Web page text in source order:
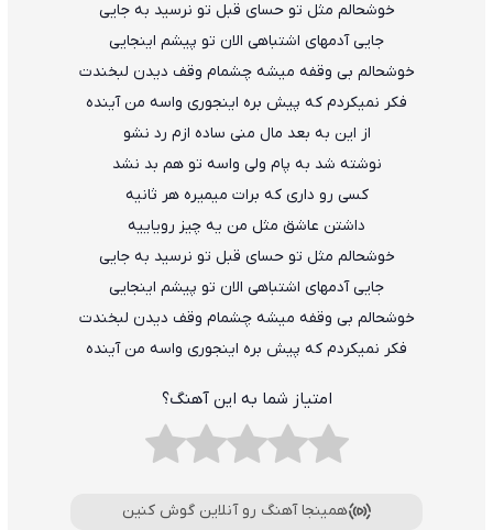
خوشحالم مثل تو حسای قبل تو نرسید به جایی
جایی آدمهای اشتباهی الان تو پیشم اینجایی
خوشحالم بی وقفه میشه چشمام وقف دیدن لبخندت
فکر نمیکردم که پیش بره اینجوری واسه من آینده
از این به بعد مال منی ساده ازم رد نشو
نوشته شد به پام ولی واسه تو هم بد نشد
کسی رو داری که برات میمیره هر ثانیه
داشتن عاشق مثل من یه چیز رویاییه
خوشحالم مثل تو حسای قبل تو نرسید به جایی
جایی آدمهای اشتباهی الان تو پیشم اینجایی
خوشحالم بی وقفه میشه چشمام وقف دیدن لبخندت
فکر نمیکردم که پیش بره اینجوری واسه من آینده
امتیاز شما به این آهنگ؟
همینجا آهنگ رو آنلاین گوش کنین